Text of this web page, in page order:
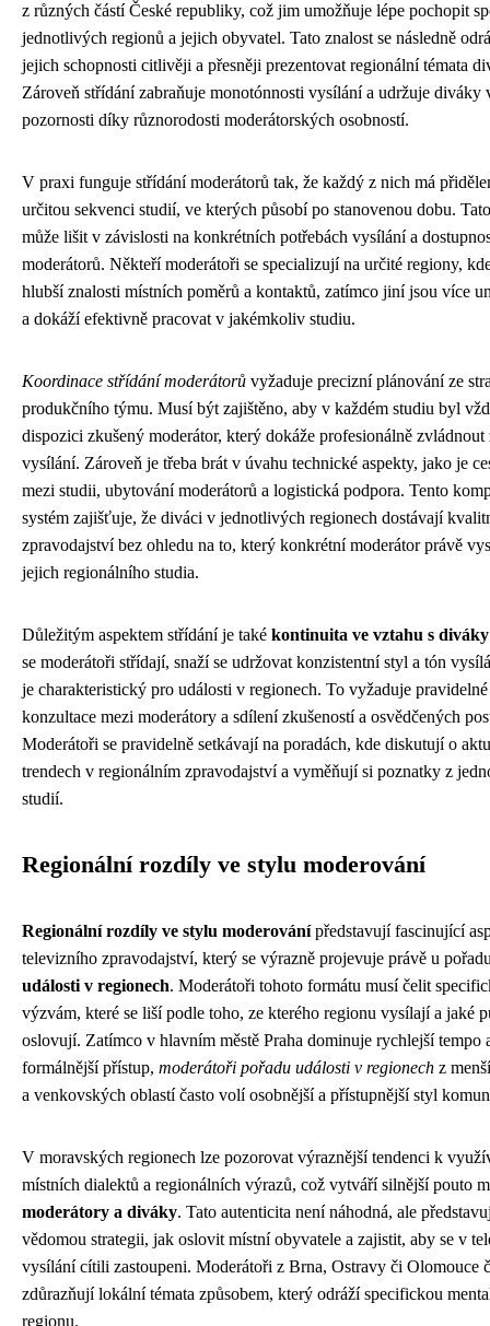
z různých částí České republiky, což jim umožňuje lépe pochopit
jednotlivých regionů a jejich obyvatel. Tato znalost se následně
jejich schopnosti citlivěji a přesněji prezentovat regionální témata
Zároveň střídání zabraňuje monotónnosti vysílání a udržuje diváky
pozornosti díky různorodosti moderátorských osobností.
V praxi funguje střídání moderátorů tak, že každý z nich má
určitou sekvenci studií, ve kterých působí po stanovenou dobu.
může lišit v závislosti na konkrétních potřebách vysílání a
moderátorů. Někteří moderátoři se specializují na určité regiony,
hlubší znalosti místních poměrů a kontaktů, zatímco jiní jsou více
a dokáží efektivně pracovat v jakémkoliv studiu.
Koordinace střídání moderátorů vyžaduje precizní plánování ze
produkčního týmu. Musí být zajištěno, aby v každém studiu byl
dispozici zkušený moderátor, který dokáže profesionálně zvládnout
vysílání. Zároveň je třeba brát v úvahu technické aspekty, jako je
mezi studii, ubytování moderátorů a logistická podpora. Tento
systém zajišťuje, že diváci v jednotlivých regionech dostávají
zpravodajství bez ohledu na to, který konkrétní moderátor právě
jejich regionálního studia.
Důležitým aspektem střídání je také kontinuita ve vztahu s diváky
se moderátoři střídají, snaží se udržovat konzistentní styl a tón
je charakteristický pro události v regionech. To vyžaduje pravidelné
konzultace mezi moderátory a sdílení zkušeností a osvědčených
Moderátoři se pravidelně setkávají na poradách, kde diskutují o
trendech v regionálním zpravodajství a vyměňují si poznatky z
studií.
Regionální rozdíly ve stylu moderování
Regionální rozdíly ve stylu moderovánípředstavují fascinující
televizního zpravodajství, který se výrazně projevuje právě u
události v regionech. Moderátoři tohoto formátu musí čelit
výzvám, které se liší podle toho, ze kterého regionu vysílají a jaké
oslovují. Zatímco v hlavním městě Praha dominuje rychlejší tempo
formálnější přístup, moderátoři pořadu události v regionech z
a venkovských oblastí často volí osobnější a přístupnější styl
V moravských regionech lze pozorovat výraznější tendenci k
místních dialektů a regionálních výrazů, což vytváří silnější pouto
moderátory a diváky. Tato autenticita není náhodná, ale
vědomou strategii, jak oslovit místní obyvatele a zajistit, aby se v
vysílání cítili zastoupeni. Moderátoři z Brna, Ostravy či Olomouce
zdůrazňují lokální témata způsobem, který odráží specifickou
regionu.